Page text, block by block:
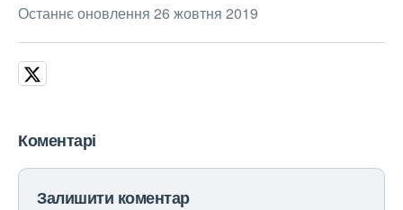
Останнє оновлення 26 жовтня 2019
Коментарі
Залишити коментар